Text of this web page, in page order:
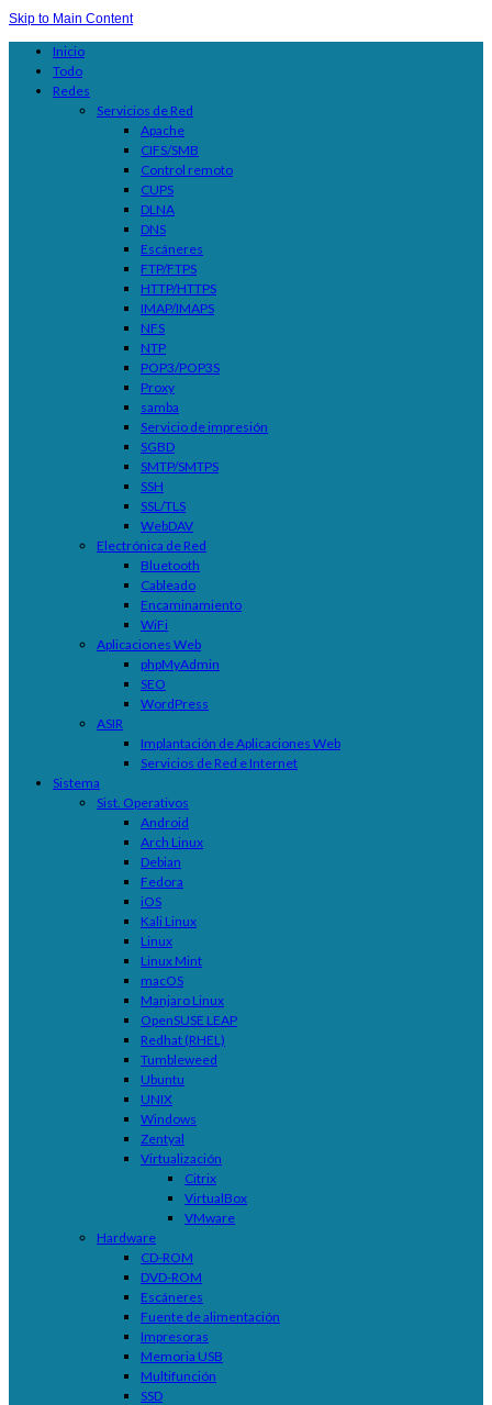
Skip to Main Content
Inicio
Todo
Redes
Servicios de Red
Apache
CIFS/SMB
Control remoto
CUPS
DLNA
DNS
Escáneres
FTP/FTPS
HTTP/HTTPS
IMAP/IMAPS
NFS
NTP
POP3/POP3S
Proxy
samba
Servicio de impresión
SGBD
SMTP/SMTPS
SSH
SSL/TLS
WebDAV
Electrónica de Red
Bluetooth
Cableado
Encaminamiento
WiFi
Aplicaciones Web
phpMyAdmin
SEO
WordPress
ASIR
Implantación de Aplicaciones Web
Servicios de Red e Internet
Sistema
Sist. Operativos
Android
Arch Linux
Debian
Fedora
iOS
Kali Linux
Linux
Linux Mint
macOS
Manjaro Linux
OpenSUSE LEAP
Redhat (RHEL)
Tumbleweed
Ubuntu
UNIX
Windows
Zentyal
Virtualización
Citrix
VirtualBox
VMware
Hardware
CD-ROM
DVD-ROM
Escáneres
Fuente de alimentación
Impresoras
Memoria USB
Multifunción
SSD